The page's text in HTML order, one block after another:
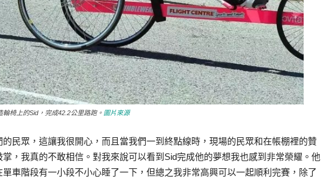
椅上的Sid，完成42.2公里路跑。 圖片來源
的民眾，這讓我很開心，而且當我們一到終點線時，現場的民眾和在帳棚裡的贊
，我真的不敢相信。對我來說可以看到Sid完成他的夢想我也感到非常榮耀。他
車階段有一小段不小心睡了一下，但總之我非常高興可以一起順利完賽，除了